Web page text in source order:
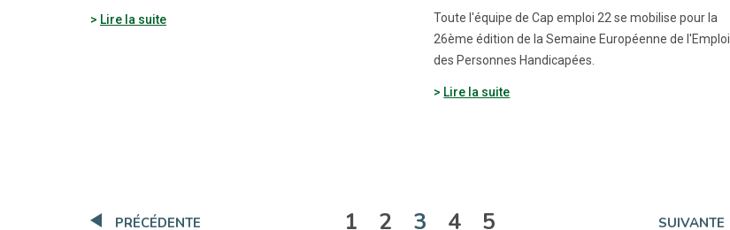
Lire la suite
Toute l'équipe de Cap emploi 22 se mobilise pour la
26ème édition de la Semaine Européenne de l'Emploi
des Personnes Handicapées.
Lire la suite
PRÉCÉDENTE 1 2 3(actuelle)
4 5 SUIVANTE